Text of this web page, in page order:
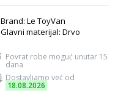
Brand: Le ToyVan
Glavni materijal: Drvo
Povrat robe moguć unutar 15
dana
Dostavljamo već od
18.08.2026